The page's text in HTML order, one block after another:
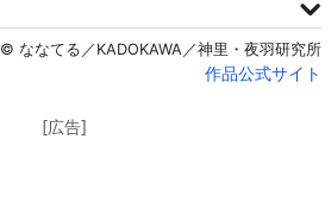
© ななてる／KADOKAWA／神里・夜羽研究所
作品公式サイト
[広告]